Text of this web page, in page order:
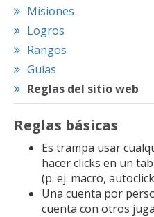
Misiones
Logros
Rangos
Guías
Reglas del sitio web
Reglas básicas
Es trampa usar
hacer clicks en un
(p. ej. macro,
Una cuenta por
cuenta con otros